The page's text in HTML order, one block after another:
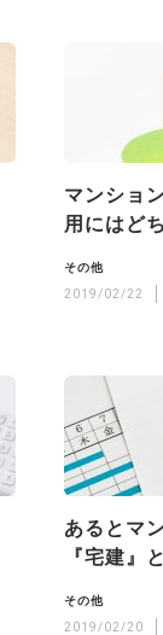
マンショ
用にはど
その他
2019/02/22
あるとマ
『宅建』
その他
2019/02/20